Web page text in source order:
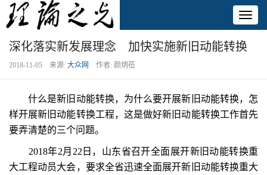
深化落实新发展理念 加快实施新旧动能转换
2018-11-05 来源: 大众网 作者: 颜炳莅
什么是新旧动能转换，为什么要开展新旧动能转换，怎
样开展新旧动能转换工程，这是做好新旧动能转换工作首先
要弄清楚的三个问题。
2018年2月22日，山东省召开全面展开新旧动能转换重
大工程动员大会，要求全省迅速全面展开新旧动能转换重大